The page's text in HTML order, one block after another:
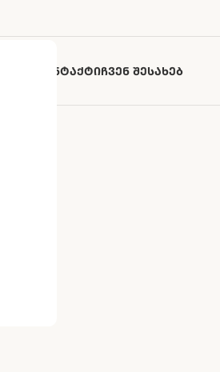
ᲙონტაქტიᲩვენ Შესახებ